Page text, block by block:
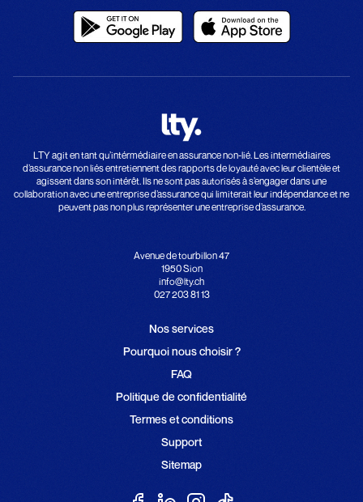
LTY agit en tant qu’intérmédiaire en assurance non-lié. Les intermédiaires
d’assurance non liés entretiennent des rapports de loyauté avec leur clientèle et
agissent dans son intérêt. Ils ne sont pas autorisés à s’engager dans une
collaboration avec une entreprise d’assurance qui limiterait leur indépendance et ne
peuvent pas non plus représenter une entreprise d’assurance.
Avenue de tourbillon 47
1950 Sion
info@lty.ch
027 203 81 13
Nos services
Pourquoi nous choisir ?
FAQ
Politique de confidentialité
Termes et conditions
Support
Sitemap